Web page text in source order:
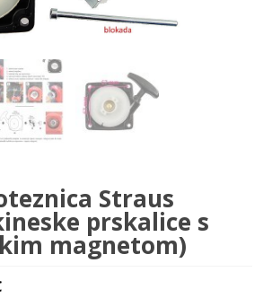
Straus
prskalice s
magnetom)